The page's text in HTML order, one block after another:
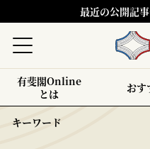
最近の公開記
有斐閣Online
とは
おす
キーワード